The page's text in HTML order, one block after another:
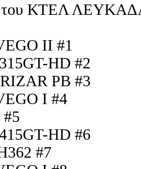
ΚΤΕΛ
II #1
HD #2
PB #3
I #4
HD #6
#7